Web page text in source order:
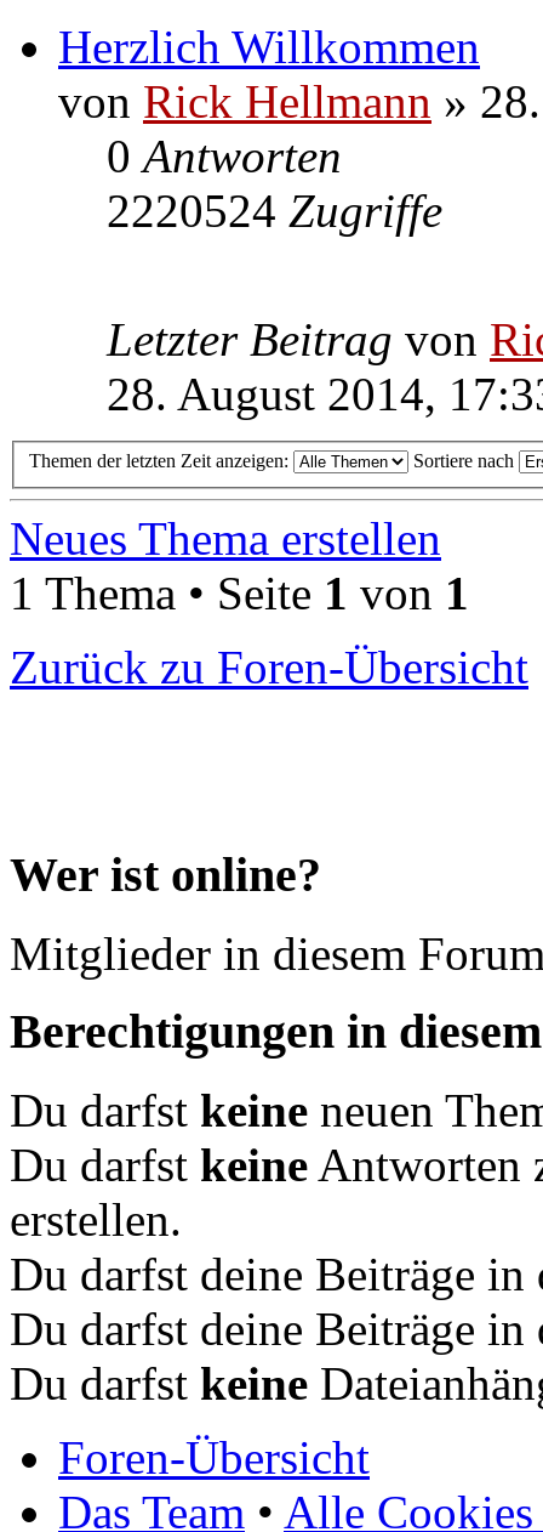
Herzlich Willkommen
von Rick Hellmann »
0Antworten
2220524 Zugriffe
Letzter Beitrag von
28. August 2014,
Themen der letzten Zeit anzeigen: Sortiere nach
Neues Thema erstellen
1 Thema • Seite 1 von 1
Zurück zu Foren-Übersicht
Wer ist online?
Mitglieder in diesem
Berechtigungen in
Du darfst keine neuen
Du darfst keine Antworten
erstellen.
Du darfst deine Beiträge
Du darfst deine Beiträge
Du darfst keine
Foren-Übersicht
Das Team • Alle Cookies